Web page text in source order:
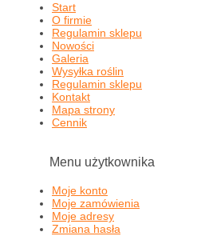
Start
O firmie
Regulamin sklepu
Nowości
Galeria
Wysyłka roślin
Regulamin sklepu
Kontakt
Mapa strony
Cennik
Menu użytkownika
Moje konto
Moje zamówienia
Moje adresy
Zmiana hasła